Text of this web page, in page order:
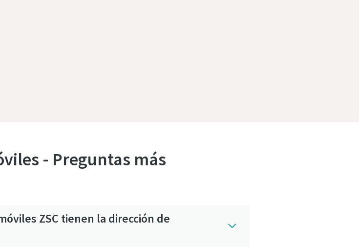
- Preguntas más
ZSC tienen la dirección de